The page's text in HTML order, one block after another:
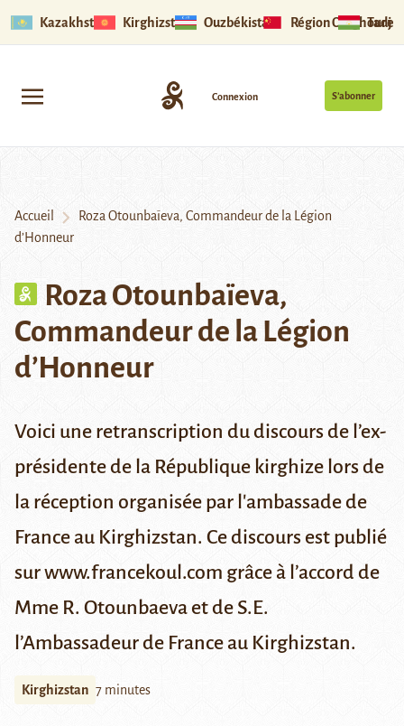
Kazakhstan Kirghizstan Ouzbékistan Région Ouïghoure
S’abonner
Connexion
Accueil
Roza Otounbaïeva, Commandeur de la Légion
d’Honneur
Roza Otounbaïeva,
Commandeur de la Légion
d’Honneur
Voici une retranscription du discours de l’ex-
présidente de la République kirghize lors de
la réception organisée par l'ambassade de
France au Kirghizstan. Ce discours est publié
sur www.francekoul.com grâce à l’accord de
Mme R. Otounbaeva et de S.E.
l’Ambassadeur de France au Kirghizstan.
Kirghizstan 7 minutes